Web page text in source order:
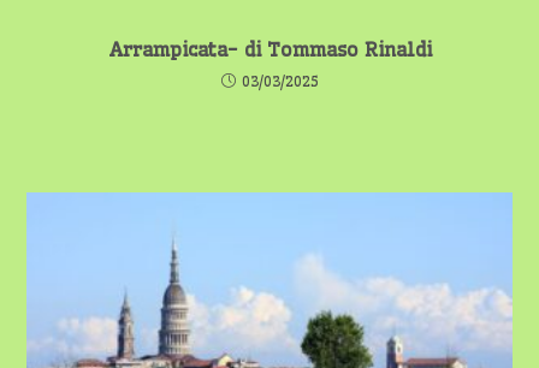
Arrampicata- di Tommaso Rinaldi
03/03/2025